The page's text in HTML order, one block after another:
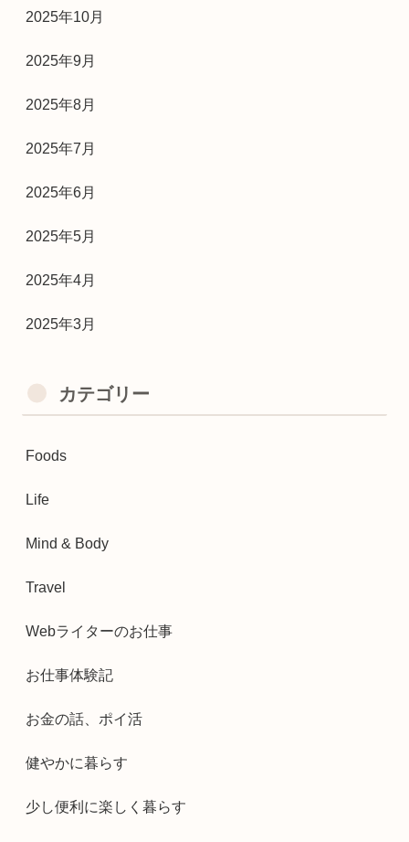
2025年10月
2025年9月
2025年8月
2025年7月
2025年6月
2025年5月
2025年4月
2025年3月
カテゴリー
Foods
Life
Mind & Body
Travel
Webライターのお仕事
お仕事体験記
お金の話、ポイ活
健やかに暮らす
少し便利に楽しく暮らす